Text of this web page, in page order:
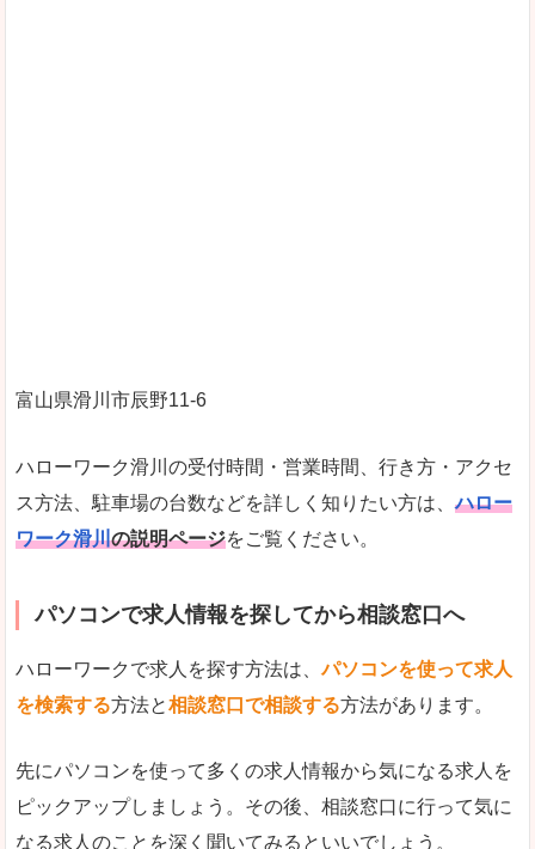
富山県滑川市辰野11-6
ハローワーク滑川の受付時間・営業時間、行き方・アクセ
ス方法、駐車場の台数などを詳しく知りたい方は、ハロー
ワーク滑川の説明ページをご覧ください。
パソコンで求人情報を探してから相談窓口へ
ハローワークで求人を探す方法は、パソコンを使って求人
を検索する方法と相談窓口で相談する方法があります。
先にパソコンを使って多くの求人情報から気になる求人を
ピックアップしましょう。その後、相談窓口に行って気に
なる求人のことを深く聞いてみるといいでしょう。